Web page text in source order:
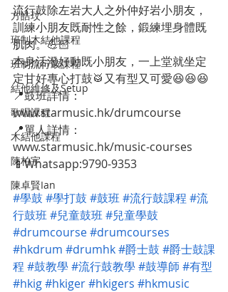
方皓玟
班制木結他課程
班制流行鼓課程
結他維修及Setup
歌唱課程
木結他課程
陳柏宇
陳卓賢Ian
流行鼓除左岩大人之外仲好岩小朋友，
訓練小朋友既耐性之餘，鍛練埋身體既
肌肉。💪🏻
本身活潑好動既小朋友，一上堂就坐定
定甘好專心打鼓🥁又有型又可愛😆😆😆
📍鼓班詳情：
www.starmusic.hk/drumcourse
📍單人詳情：
www.starmusic.hk/music-courses
📱Whatsapp:9790-9353
#學鼓#學打鼓#鼓班#流行鼓課程 #流
行鼓班#兒童鼓班#兒童學鼓
#drumcourse#drumcourses
#hkdrum #drumhk#爵士鼓#爵士鼓課
程 #鼓教學#流行鼓教學#鼓導師 #有型
#hkig#hkiger#hkigers #hkmusic